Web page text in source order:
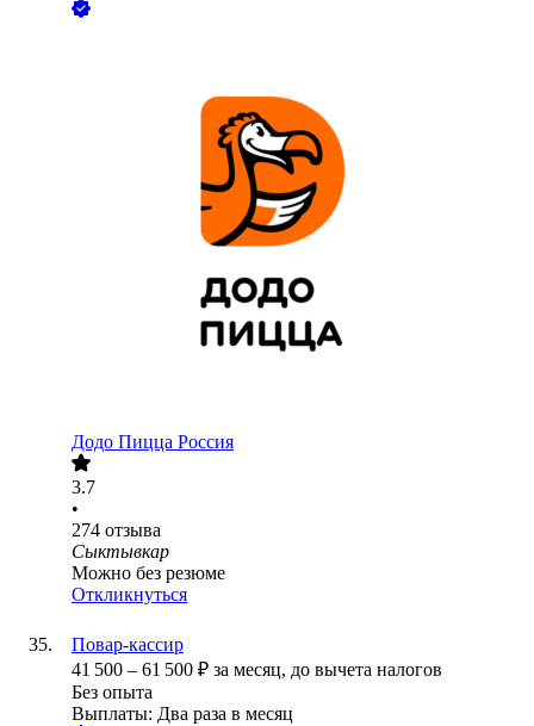
Додо Пицца Россия
3.7
•
274 отзыва
Сыктывкар
Можно без резюме
Откликнуться
Повар-кассир
41 500 – 61 500 ₽ за месяц, до вычета налогов
Без опыта
Выплаты: Два раза в месяц